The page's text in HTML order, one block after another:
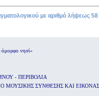
με αριθμό λήψεως 58
νησί»
- ΠΕΡΙΒΟΛΙΑ
ΜΟΥΣΙΚΗΣ ΣΥΝΘΕΣΗΣ ΚΑΙ ΕΙΚΟΝΑΣ